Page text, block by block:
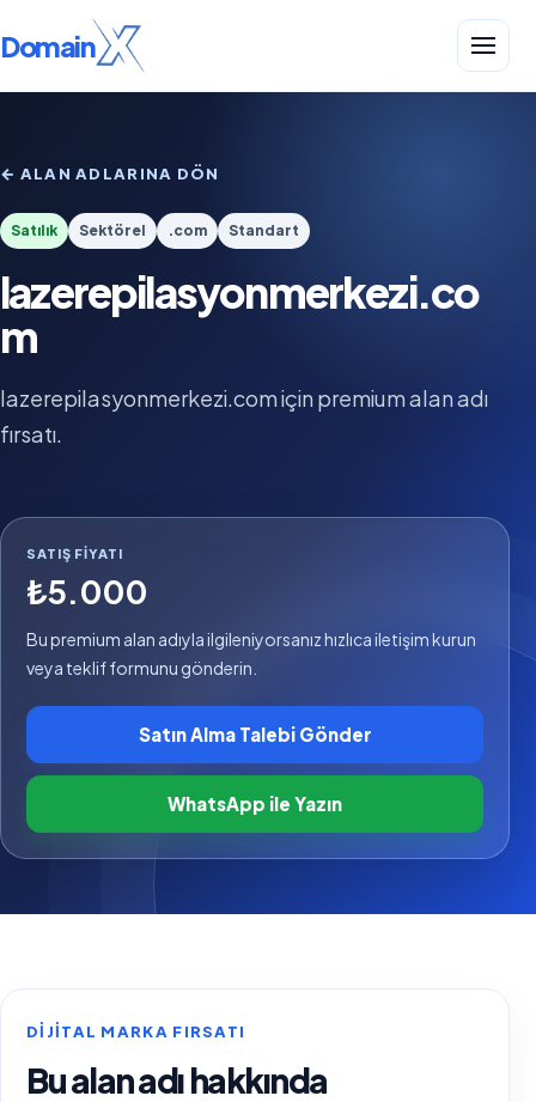
Domain
← ALAN ADLARINA DÖN
Satılık Sektörel .com Standart
lazerepilasyonmerkezi.co
m
lazerepilasyonmerkezi.com için premium alan adı
fırsatı.
SATIŞ FIYATI
₺5.000
Bu premium alan adıyla ilgileniyorsanız hızlıca iletişim kurun
veya teklif formunu gönderin.
Satın Alma Talebi Gönder
WhatsApp ile Yazın
DIJITAL MARKA FIRSATI
Bu alan adı hakkında